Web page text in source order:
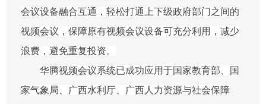
会议设备融合互通，轻松打通上下级政府部门之间的
视频会议，保障原有视频会议设备可充分利用，减少
浪费，避免重复投资。
华腾视频会议系统已成功应用于国家教育部、国
家气象局、广西水利厅、广西人力资源与社会保障